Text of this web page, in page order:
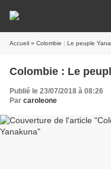
Accueil » Colombie : Le peuple
Colombie : Le
Publié le 23/07/2018 à 08:26
Par caroleone